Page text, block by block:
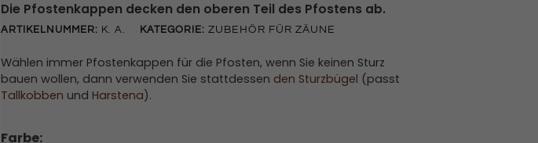
Die Pfostenkappen decken den oberen Teil des Pfostens ab.
ARTIKELNUMMER: K. A. KATEGORIE: ZUBEHÖR FÜR ZÄUNE
Wählen immer Pfostenkappen für die Pfosten, wenn Sie keinen Sturz
bauen wollen, dann verwenden Sie stattdessen den Sturzbügel (passt
Tallkobben und Harstena).
Farbe